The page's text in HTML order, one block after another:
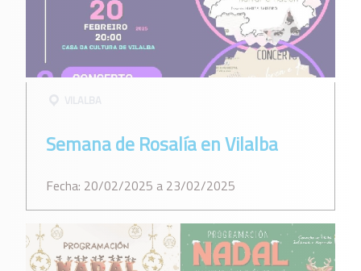
Semana de Rosalía en Vilalba
Fecha: 20/02/2025 a 23/02/2025